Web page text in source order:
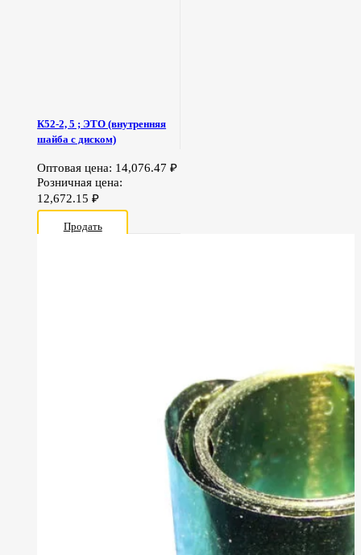
К52-2, 5 ; ЭТО (внутренняя
шайба с диском)
Оптовая цена: 14,076.47₽
Розничная цена:
12,672.15₽
Продать